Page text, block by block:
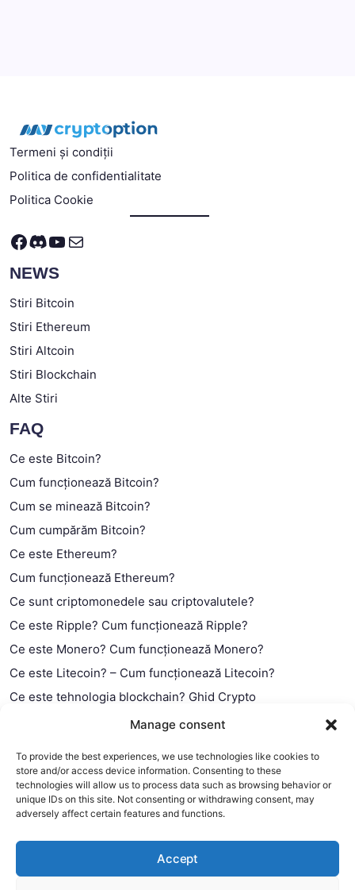
Manage consent
To provide the best experiences, we use technologies like cookies to
store and/or access device information. Consenting to these
technologies will allow us to process data such as browsing behavior or
unique IDs on this site. Not consenting or withdrawing consent, may
adversely affect certain features and functions.
Accept
Termeni și condiții
Politica de confidentialitate
Politica Cookie
Facebook
Discord
YouTube
Mail
NEWS
Stiri Bitcoin
Stiri Ethereum
Stiri Altcoin
Stiri Blockchain
Alte Stiri
FAQ
Ce este Bitcoin?
Cum funcționează Bitcoin?
Cum se minează Bitcoin?
Cum cumpărăm Bitcoin?
Ce este Ethereum?
Cum funcționează Ethereum?
Ce sunt criptomonedele sau criptovalutele?
Ce este Ripple? Cum funcționează Ripple?
Ce este Monero? Cum funcționează Monero?
Ce este Litecoin? – Cum funcționează Litecoin?
Ce este tehnologia blockchain? Ghid Crypto
Ce este contractul smart?